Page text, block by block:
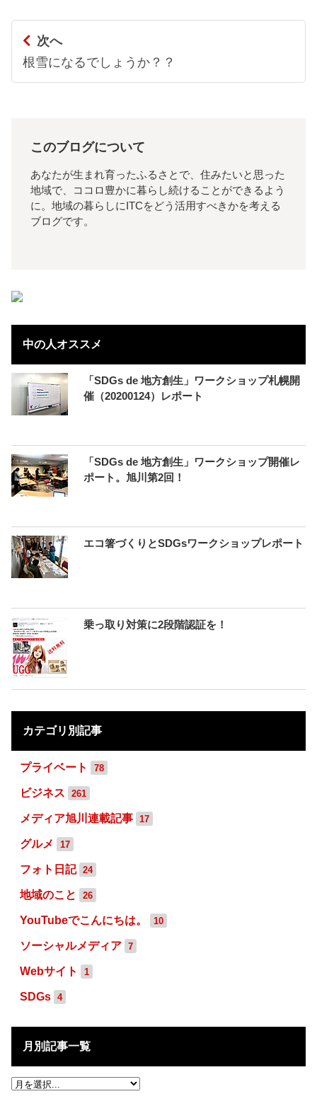
次へ
根雪になるでしょうか？？
このブログについて
あなたが生まれ育ったふるさとで、住みたいと思った
地域で、ココロ豊かに暮らし続けることができるよう
に。地域の暮らしにITCをどう活用すべきかを考える
ブログです。
中の人オススメ
「SDGs de 地方創生」ワークショップ札幌開
催（20200124）レポート
「SDGs de 地方創生」ワークショップ開催レ
ポート。旭川第2回！
エコ箸づくりとSDGsワークショップレポート
乗っ取り対策に2段階認証を！
カテゴリ別記事
プライベート 78
ビジネス 261
メディア旭川連載記事 17
グルメ 17
フォト日記 24
地域のこと 26
YouTubeでこんにちは。 10
ソーシャルメディア 7
Webサイト 1
SDGs 4
月別記事一覧